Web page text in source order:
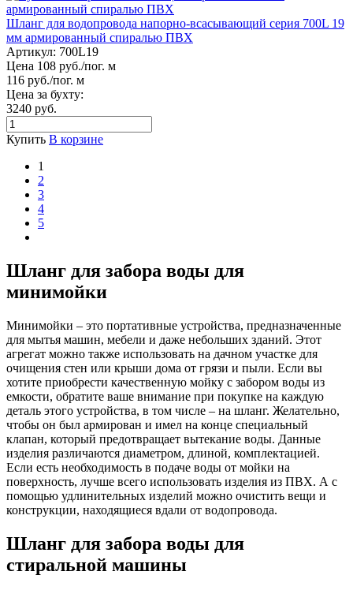
Шланг для водопровода напорно-всасывающий серия 700L 19
мм армированный спиралью ПВХ
Артикул: 700L19
Цена 108 руб./пог. м
116 руб./пог. м
Цена за бухту:
3240 руб.
Купить В корзине
1
2
3
4
5
Шланг для забора воды для
минимойки
Минимойки – это портативные устройства, предназначенные
для мытья машин, мебели и даже небольших зданий. Этот
агрегат можно также использовать на дачном участке для
очищения стен или крыши дома от грязи и пыли. Если вы
хотите приобрести качественную мойку с забором воды из
емкости, обратите ваше внимание при покупке на каждую
деталь этого устройства, в том числе – на шланг. Желательно,
чтобы он был армирован и имел на конце специальный
клапан, который предотвращает вытекание воды. Данные
изделия различаются диаметром, длиной, комплектацией.
Если есть необходимость в подаче воды от мойки на
поверхность, лучше всего использовать изделия из ПВХ. А с
помощью удлинительных изделий можно очистить вещи и
конструкции, находящиеся вдали от водопровода.
Шланг для забора воды для
стиральной машины